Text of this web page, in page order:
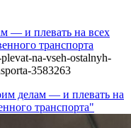
— и плевать на всех
транспорта
na-vseh-ostalnyh-
3583263
делам — и плевать на
транспорта"